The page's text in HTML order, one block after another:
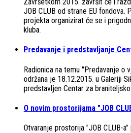
JOB CLUB od strane EU fondova.
projekta organizirat će se i
kluba.
Predavanje i predstavljanje
Radionica na temu "Predavanje o
održana je 18.12.2015. u Galeriji
predstavljen Centar za
O novim prostorijama "JOB
Otvaranje prostorija "JOB CLUB-